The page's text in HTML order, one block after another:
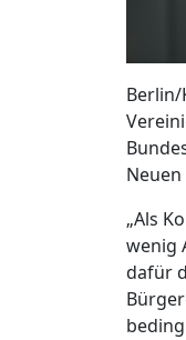
Berlin/
„Als
wenig
dafür